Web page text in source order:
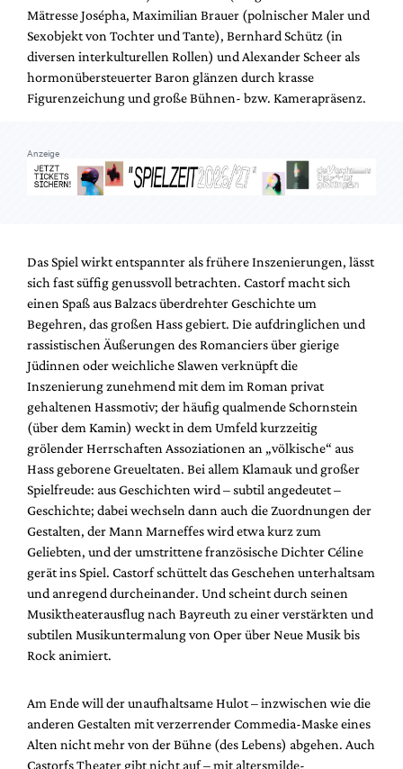
Mätresse Josépha, Maximilian Brauer (polnischer Maler und
Sexobjekt von Tochter und Tante), Bernhard Schütz (in
diversen interkulturellen Rollen) und Alexander Scheer als
hormonübersteuerter Baron glänzen durch krasse
Figurenzeichung und große Bühnen- bzw. Kamerapräsenz.
Anzeige
Das Spiel wirkt entspannter als frühere Inszenierungen, lässt
sich fast süffig genussvoll betrachten. Castorf macht sich
einen Spaß aus Balzacs überdrehter Geschichte um
Begehren, das großen Hass gebiert. Die aufdringlichen und
rassistischen Äußerungen des Romanciers über gierige
Jüdinnen oder weichliche Slawen verknüpft die
Inszenierung zunehmend mit dem im Roman privat
gehaltenen Hassmotiv; der häufig qualmende Schornstein
(über dem Kamin) weckt in dem Umfeld kurzzeitig
grölender Herrschaften Assoziationen an „völkische“ aus
Hass geborene Greueltaten. Bei allem Klamauk und großer
Spielfreude: aus Geschichten wird – subtil angedeutet –
Geschichte; dabei wechseln dann auch die Zuordnungen der
Gestalten, der Mann Marneffes wird etwa kurz zum
Geliebten, und der umstrittene französische Dichter Céline
gerät ins Spiel. Castorf schüttelt das Geschehen unterhaltsam
und anregend durcheinander. Und scheint durch seinen
Musiktheaterausflug nach Bayreuth zu einer verstärkten und
subtilen Musikuntermalung von Oper über Neue Musik bis
Rock animiert.
Am Ende will der unaufhaltsame Hulot – inzwischen wie die
anderen Gestalten mit verzerrender Commedia-Maske eines
Alten nicht mehr von der Bühne (des Lebens) abgehen. Auch
Castorfs Theater gibt nicht auf – mit altersmilde-